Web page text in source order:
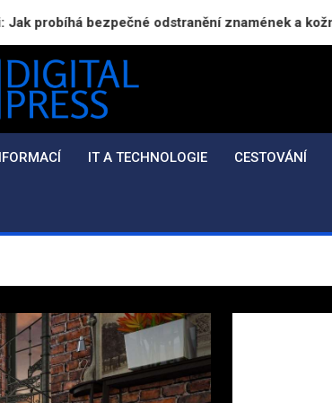
odstranění znamének a kožních výrůstků
den
IT A TECHNOLOGIE CESTOVÁNÍ